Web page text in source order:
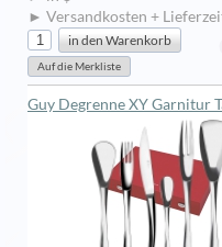
► Versandkosten +
Guy Degrenne XY Garnitur